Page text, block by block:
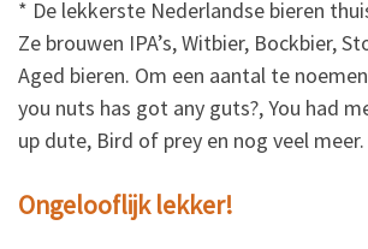
* De lekkerste Nederlandse bieren
Ze brouwen IPA’s, Witbier, Bockbier,
Aged bieren. Om een aantal te
you nuts has got any guts?, You had
up dute, Bird of prey en nog veel meer.
Ongelooflijk lekker!